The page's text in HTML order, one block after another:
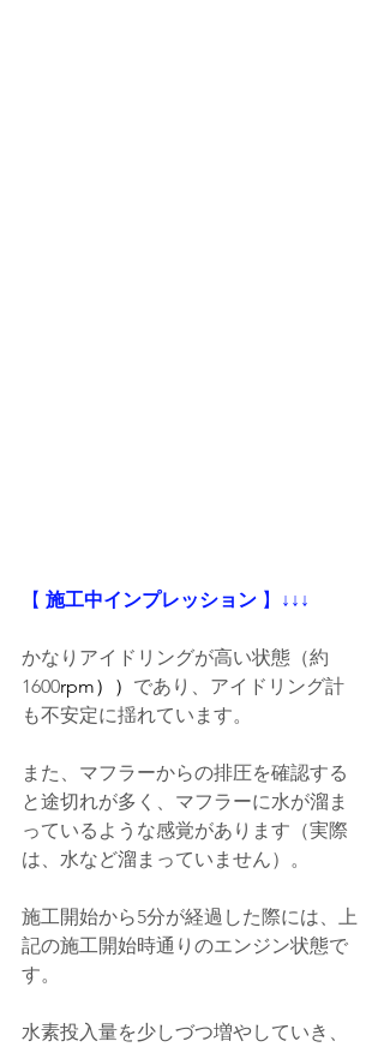
【 施工中インプレッション 】 ↓↓↓
かなりアイドリングが高い状態（約
1600rpm）） であり、アイドリング計
も不安定に揺れています。
また、マフラーからの排圧を確認する
と途切れが多く、マフラーに水が溜ま
っているような感覚があります（実際
は、水など溜まっていません）。
施工開始から5分が経過した際には、上
記の施工開始時通りのエンジン状態で
す。
水素投入量を少しづつ増やしていき、